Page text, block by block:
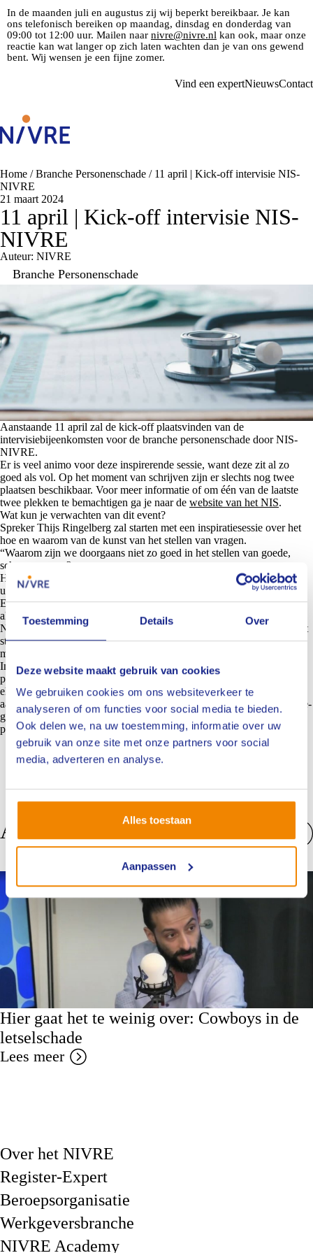
Toestemming Details Over
Deze website maakt gebruik van cookies
We gebruiken cookies om ons websiteverkeer te
analyseren of om functies voor social media te bieden.
Ook delen we, na uw toestemming, informatie over uw
gebruik van onze site met onze partners voor social
media, adverteren en analyse.
Alles toestaan
Aanpassen
In de maanden juli en augustus zij wij beperkt bereikbaar. Je kan
ons telefonisch bereiken op maandag, dinsdag en donderdag van
09:00 tot 12:00 uur. Mailen naar nivre@nivre.nl kan ook, maar onze
reactie kan wat langer op zich laten wachten dan je van ons gewend
bent. Wij wensen je een fijne zomer.
Vind een expertNieuwsContact
Home /Branche Personenschade / 11 april | Kick-off intervisie NIS-
NIVRE
21 maart 2024
11 april | Kick-off intervisie NIS-
NIVRE
Auteur: NIVRE
Branche Personenschade
Aanstaande 11 april zal de kick-off plaatsvinden van de
intervisiebijeenkomsten voor de branche personenschade door NIS-
NIVRE.
Er is veel animo voor deze inspirerende sessie, want deze zit al zo
goed als vol. Op het moment van schrijven zijn er slechts nog twee
plaatsen beschikbaar. Voor meer informatie of om één van de laatste
twee plekken te bemachtigen ga je naar de website van het NIS.
Wat kun je verwachten van dit event?
Spreker Thijs Ringelberg zal starten met een inspiratiesessie over het
hoe en waarom van de kunst van het stellen van vragen.
“Waarom zijn we doorgaans niet zo goed in het stellen van goede,
scherpe vragen?
Hoe komt het dat we snel zijn afgeleid en dat gesprekken soms
uitmonden in discussie of het geven van ongevraagd advies?
En vooral: hoe doen we het beter? Wat kunnen we leren van Socrates
als het gaat om het voeren van goede gesprekken?
Na deze kick-off zal Ben Schimmel het proces begeleiden rondom het
starten van de intervisiegroepen, waar letselschadeprofessionals de
mogelijkheid krijgen om kennis en ervaringen uit te wisselen.
Intervisie is een methode waarbij professionals gezamenlijk
praktijkgerelateerde uitdagingen analyseren en bespreken om van
elkaars inzichten te leren. Deze gesprekken kunnen een breed scala
aan onderwerpen omvatten, van ethische vraagstukken tot specialisme-
gerelateerde kwesties. Dit leidt tot groei en ontwikkeling op zowel
persoonlijk als professioneel vlak.
Anderen bekeken ook
Nieuws
Hier gaat het te weinig over: Cowboys in de
letselschade
Lees meer
Over het NIVRE
Register-Expert
Beroepsorganisatie
Werkgeversbranche
NIVRE Academy